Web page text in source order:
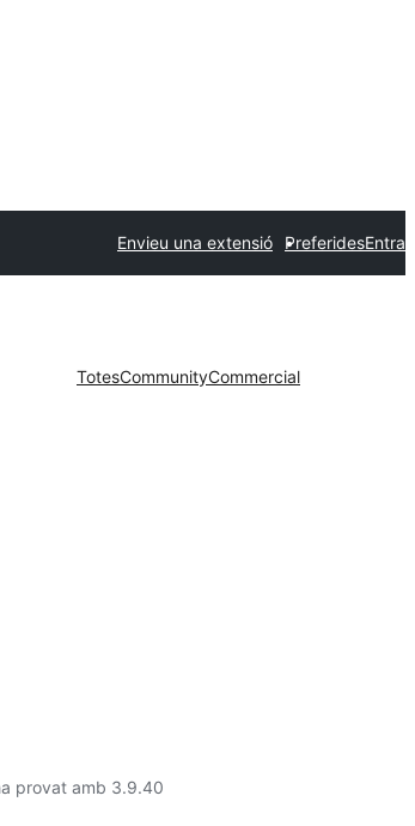
Envieu una extensió PreferidesEntra
TotesCommunityCommercial
provat amb 3.9.40